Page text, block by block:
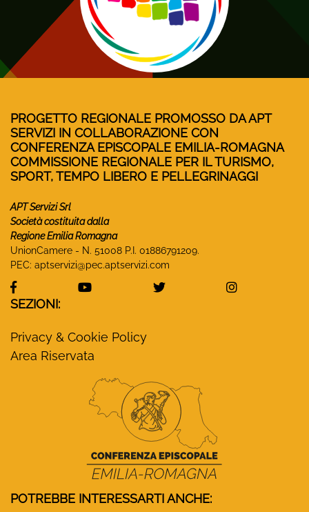
PROGETTO REGIONALE PROMOSSO DA APT
SERVIZI IN COLLABORAZIONE CON
CONFERENZA EPISCOPALE EMILIA-ROMAGNA
COMMISSIONE REGIONALE PER IL TURISMO,
SPORT, TEMPO LIBERO E PELLEGRINAGGI
APT Servizi Srl
Società costituita dalla
Regione Emilia Romagna
UnionCamere - N. 51008 P.I. 01886791209.
PEC: aptservizi@pec.aptservizi.com
visita la pagina Facebook di Monasteri Emilia-
visita la pagina YouTube di
visita la pagina Twitter
visita la
SEZIONI:
Privacy & Cookie Policy
Area Riservata
POTREBBE INTERESSARTI ANCHE: